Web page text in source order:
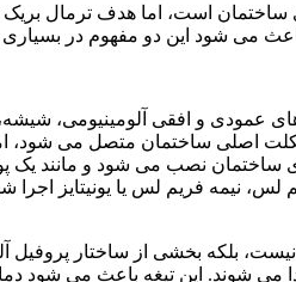
ساختمان است، اما هدف ترمال
عمودی و افقی آلومینیومی،
اصلی ساختمان متصل می شود،
ساختمان نصب می شود و مانند
نیمه فریم لس یا یونیتایز
بلکه بخشی از ساختار پروفیل
جدا می شوند. این تیغه باعث می